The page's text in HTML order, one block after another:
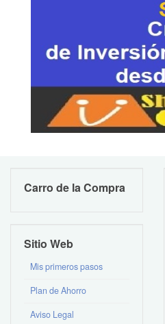
Carro de la Compra
Sitio Web
Mis primeros pasos
Plan de Ahorro
Aviso Legal